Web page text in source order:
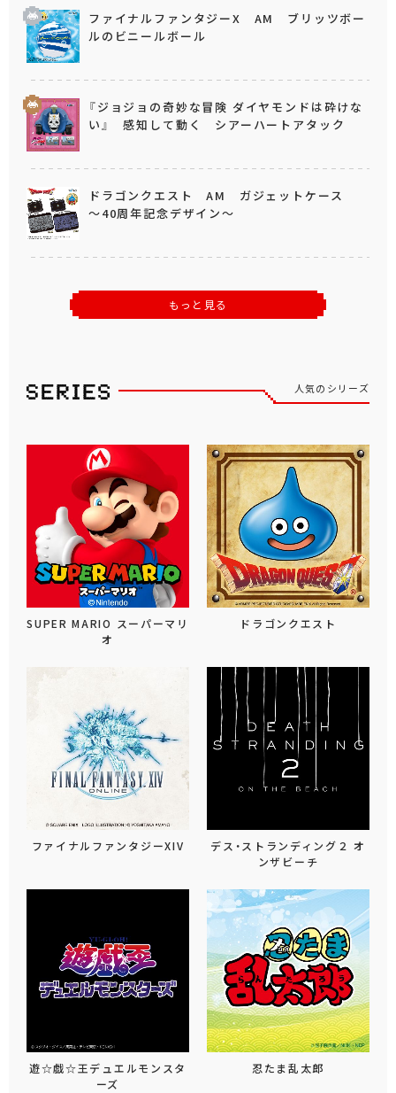
ファイナルファンタジーX AM ブリッツボー
ルのビニールボール
『ジョジョの奇妙な冒険 ダイヤモンドは砕けな
い』 感知して動く シアーハートアタック
ドラゴンクエスト AM ガジェットケース
～40周年記念デザイン～
もっと見る
人気のシリーズ
SUPER MARIO スーパーマリ
オ
ドラゴンクエスト
ファイナルファンタジーXIV
デス・ストランディング２ オ
ンザビーチ
遊☆戯☆王デュエルモンスタ
ーズ
忍たま乱太郎